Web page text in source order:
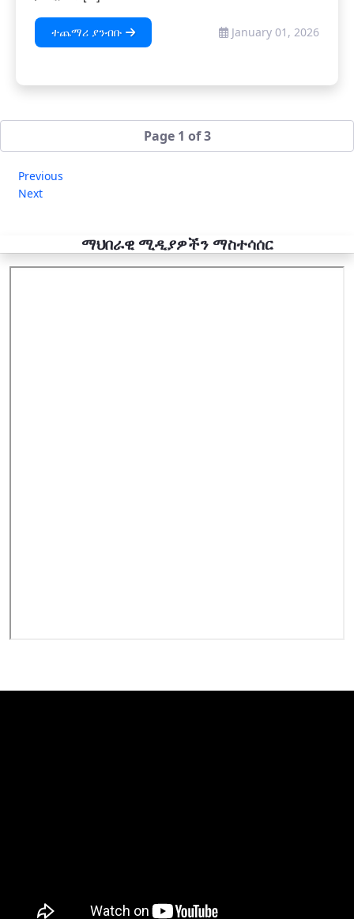
ተጨማሪ ያንብቡ January 01, 2026
Page 1 of 3
Previous
Next
ማህበራዊ ሚዲያዎችን ማስተሳሰር